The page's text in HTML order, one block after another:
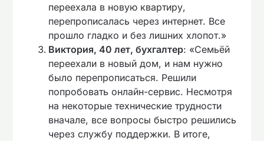
переехала в новую квартиру,
перепрописалась через интернет. Все
прошло гладко и без лишних хлопот.»
Виктория, 40 лет, бухгалтер: «Семьёй
переехали в новый дом, и нам нужно
было перепрописаться. Решили
попробовать онлайн-сервис. Несмотря
на некоторые технические трудности
вначале, все вопросы быстро решились
через службу поддержки. В итоге,